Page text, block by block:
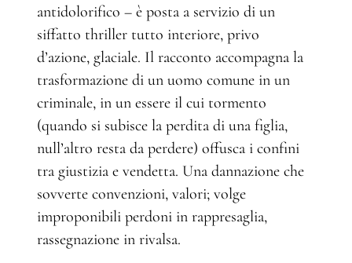
antidolorifico – è posta a servizio di un
siffatto thriller tutto interiore, privo
d’azione, glaciale. Il racconto accompagna la
trasformazione di un uomo comune in un
criminale, in un essere il cui tormento
(quando si subisce la perdita di una figlia,
null’altro resta da perdere) offusca i confini
tra giustizia e vendetta. Una dannazione che
sovverte convenzioni, valori; volge
improponibili perdoni in rappresaglia,
rassegnazione in rivalsa.